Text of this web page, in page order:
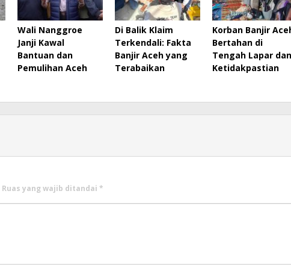
Wali Nanggroe
Janji Kawal
Bantuan dan
Pemulihan Aceh
Di Balik Klaim
Terkendali: Fakta
Banjir Aceh yang
Terabaikan
Korban Banjir
Bertahan di
Tengah Lapar dan
Ketidakpastian
Ruas yang wajib ditandai *